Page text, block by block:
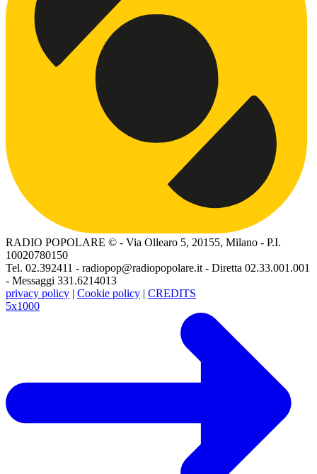
RADIO POPOLARE © - Via Ollearo 5, 20155, Milano - P.I.
10020780150
Tel. 02.392411 - radiopop@radiopopolare.it - Diretta 02.33.001.001
- Messaggi 331.6214013
privacy policy | Cookie policy | CREDITS
5x1000